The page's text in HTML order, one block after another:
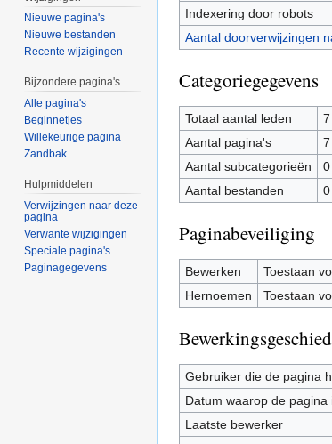
Indexering door robots
Aantal doorverwijzingen
Categoriegegevens
Totaal aantal leden
7
Aantal pagina's
7
Aantal subcategorieën
0
Aantal bestanden
0
Paginabeveiliging
Bewerken
Toestaan
Hernoemen
Toestaan
Gebruiker die de pagina
Datum waarop de pagina
Laatste bewerker
Nieuwe pagina's
Nieuwe bestanden
Recente wijzigingen
Bijzondere pagina's
Alle pagina's
Beginnetjes
Willekeurige pagina
Zandbak
Hulpmiddelen
Verwijzingen naar deze
pagina
Verwante wijzigingen
Speciale pagina's
Paginagegevens